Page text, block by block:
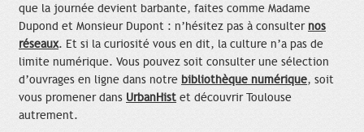
que la journée devient barbante, faites comme Madame
Dupond et Monsieur Dupont : n’hésitez pas à consulter nos
réseaux. Et si la curiosité vous en dit, la culture n’a pas de
limite numérique. Vous pouvez soit consulter une sélection
d’ouvrages en ligne dans notre bibliothèque numérique, soit
vous promener dans UrbanHist et découvrir Toulouse
autrement.